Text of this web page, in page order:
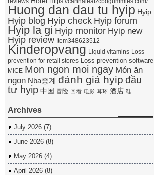
Huong dan dau tu hyip Hyip
Hyip blog Hyip check Hyip forum
Hyip la gi Hyip monitor Hyip new
Hyip review Item348623512
Kinderopvang Liquid vitamins Loss
prevention for retail stores
Loss prevention software
MICE Mon ngon moi ngay Món ăn
ngon Nba중계 đánh giá hyip đầu
tư hyip 中国 冒险 回看 电影 耳环 酒店 鞋
Archives
July 2026 (7)
June 2026 (8)
May 2026 (4)
April 2026 (8)